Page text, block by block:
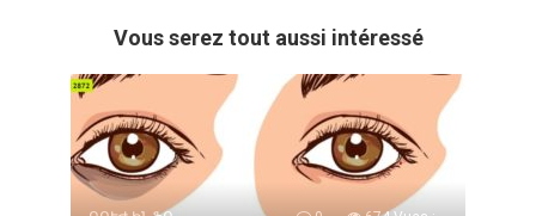
Vous serez tout aussi intéressé